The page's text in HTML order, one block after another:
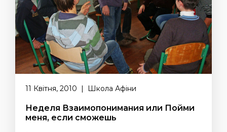
11 Квітня, 2010 | Школа Афіни
Неделя Взаимопонимания или Пойми
меня, если сможешь